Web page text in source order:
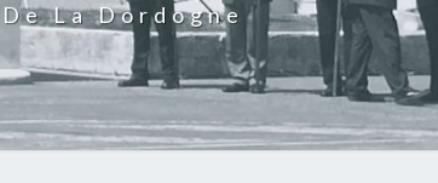
La Dordogne